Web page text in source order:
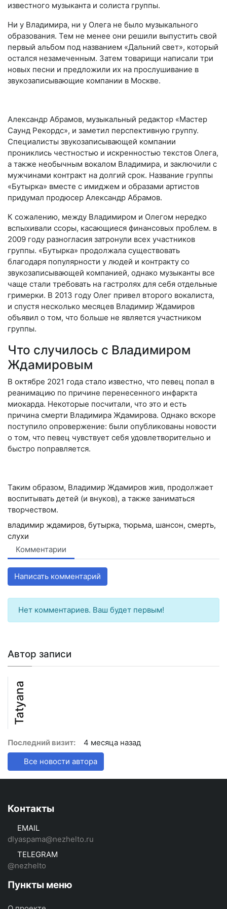
известного музыканта и солиста группы.
Ни у Владимира, ни у Олега не было музыкального
образования. Тем не менее они решили выпустить свой
первый альбом под названием «Дальний свет», который
остался незамеченным. Затем товарищи написали три
новых песни и предложили их на прослушивание в
звукозаписывающие компании в Москве.
Александр Абрамов, музыкальный редактор «Мастер
Саунд Рекордс», и заметил перспективную группу.
Специалисты звукозаписывающей компании
прониклись честностью и искренностью текстов Олега,
а также необычным вокалом Владимира, и заключили с
мужчинами контракт на долгий срок. Название группы
«Бутырка» вместе с имиджем и образами артистов
придумал продюсер Александр Абрамов.
К сожалению, между Владимиром и Олегом нередко
вспыхивали ссоры, касающиеся финансовых проблем. в
2009 году разногласия затронули всех участников
группы. «Бутырка» продолжала существовать
благодаря популярности у людей и контракту со
звукозаписывающей компанией, однако музыканты все
чаще стали требовать на гастролях для себя отдельные
гримерки. В 2013 году Олег привел второго вокалиста,
и спустя несколько месяцев Владимир Ждамиров
объявил о том, что больше не является участником
группы.
Что случилось с Владимиром
Ждамировым
В октябре 2021 года стало известно, что певец попал в
реанимацию по причине перенесенного инфаркта
миокарда. Некоторые посчитали, что это и есть
причина смерти Владимира Ждамирова. Однако вскоре
поступило опровержение: были опубликованы новости
о том, что певец чувствует себя удовлетворительно и
быстро поправляется.
Таким образом, Владимир Ждамиров жив, продолжает
воспитывать детей (и внуков), а также заниматься
творчеством.
владимир ждамиров, бутырка, тюрьма, шансон, смерть,
слухи
Комментарии
Написать комментарий
Нет комментариев. Ваш будет первым!
Автор записи
Tatyana
Последний визит:
4 месяца назад
Все новости автора
Контакты
EMAIL
dlyaspama@nezhelto.ru
TELEGRAM
@nezhelto
Пункты меню